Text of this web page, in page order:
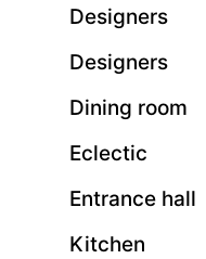
Designers
Designers
Dining room
Eclectic
Entrance hall
Kitchen